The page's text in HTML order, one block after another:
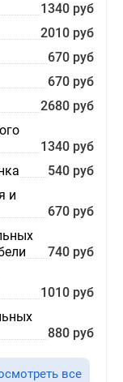
1340 руб
2010 руб
670 руб
670 руб
2680 руб
1340 руб
540 руб
и
670 руб
740 руб
1010 руб
880 руб
все